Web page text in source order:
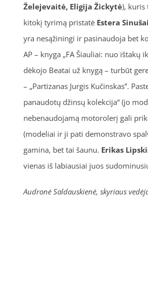
Želejevaitė, Eligija Žickytė), kuris
kitokį tyrimą pristatė Estera
yra nesąžiningi ir pasinaudoja bet
AP – knyga „FA Šiauliai: nuo
dėkojo Beatai už knygą – turbūt
– „Partizanas Jurgis Kučinskas”.
panaudotų džinsų kolekcija“ (jo
nebenaudojamą motorolerį gali
(modeliai ir ji pati demonstravo
gamina, bet tai šaunu. Erikas
vienas iš labiausiai juos
Audronė Saldauskienė, skyriaus